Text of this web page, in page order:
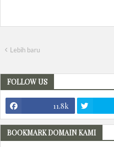
Lebih baru
FOLLOW US
11.8k
BOOKMARK DOMAIN KAMI